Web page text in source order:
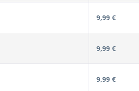
9,99 €
9,99 €
9,99 €